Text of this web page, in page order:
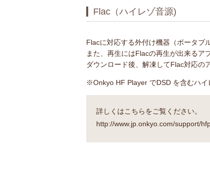
Flac（ハイレゾ音源)
Flacに対応する外付け機器（ポータブ
また、再生にはFlacの再生が出来るア
ダウンロード後、解凍してFlac対応の
※Onkyo HF Player でDSD を含むハイ
詳しくはこちらをご覧ください。
http://www.jp.onkyo.com/support/